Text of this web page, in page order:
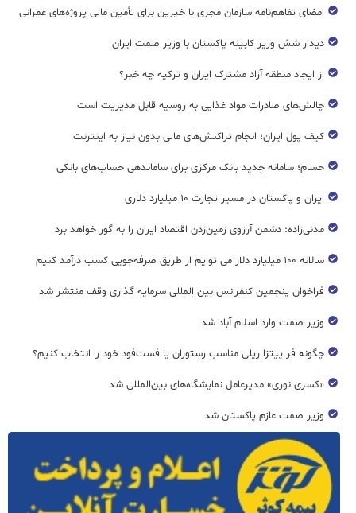
امضای تفاهم‌نامه سازمان مجری با خیرین برای تأمین مالی پروژه‌های عمرانی
دیدار شش وزیر کابینه پاکستان با وزير صمت ایران
از ایجاد منطقه آزاد مشترک ایران و ترکیه چه خبر؟
چالش‌های صادرات مواد غذایی به روسیه قابل مدیریت است
کیف پول ایران؛ انجام تراکنش‌های مالی بدون نیاز به اینترنت
حسام؛ سامانه جدید بانک مرکزی برای ساماندهی حساب‌های بانکی
ایران و پاکستان در مسیر تجارت ۱۰ میلیارد دلاری
مدنی‌زاده: دشمن آرزوی زمین‌زدن اقتصاد ایران را به گور خواهد برد
سالانه ۱۰۰ میلیارد دلار می توایم از طریق صرفه‌جویی کسب درآمد کنیم
فراخوان پنجمین کنفرانس بین المللی سرمایه گذاری وقف منتشر شد
وزیر صمت وارد اسلام آباد شد
چگونه فر پیتزا ریلی مناسب رستوران یا فست‌فود خود را انتخاب کنیم؟
«کسری نوری» مدیرعامل نمایشگاه‌های بین‌المللی شد
وزیر صمت عازم پاکستان شد